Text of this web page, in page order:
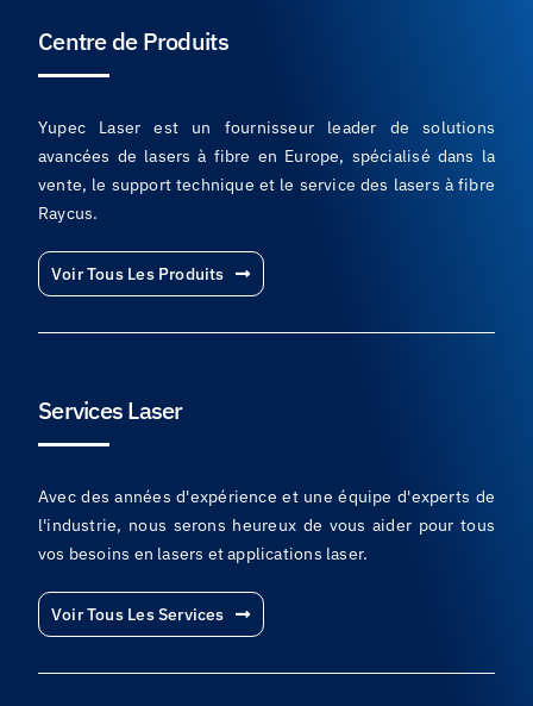
Centre de Produits
Yupec Laser est un fournisseur leader de solutions
avancées de lasers à fibre en Europe, spécialisé dans la
vente, le support technique et le service des lasers à fibre
Raycus.
Voir Tous Les Produits
Services Laser
Avec des années d'expérience et une équipe d'experts de
l'industrie, nous serons heureux de vous aider pour tous
vos besoins en lasers et applications laser.
Voir Tous Les Services